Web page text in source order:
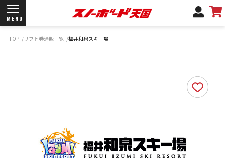
MENU
サポートデスク
弊社名義の郵便について
TOP リフト券通販一覧 福井和泉スキー場